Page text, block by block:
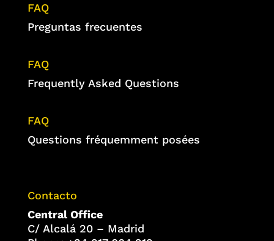
FAQ
Preguntas frecuentes
FAQ
Frequently Asked Questions
FAQ
Questions fréquemment posées
Contacto
Central Office
C/ Alcalá 20 – Madrid